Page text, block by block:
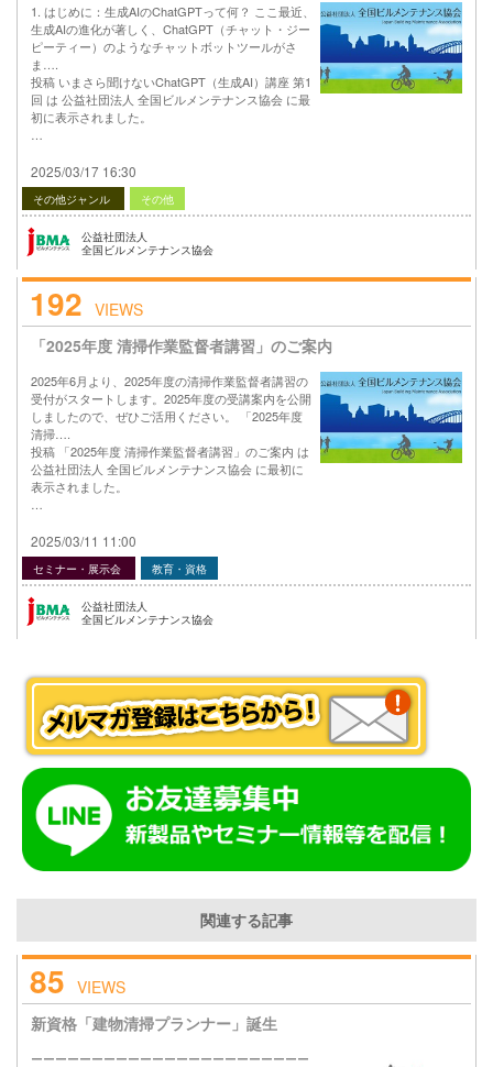
1. はじめに：生成AIのChatGPTって何？ ここ最近、
生成AIの進化が著しく、ChatGPT（チャット・ジー
ピーティー）のようなチャットボットツールがさ
ま….
投稿 いまさら聞けないChatGPT（生成AI）講座 第1
回 は 公益社団法人 全国ビルメンテナンス協会 に最
初に表示されました。
2025/03/17 16:30
その他ジャンル その他
公益社団法人
全国ビルメンテナンス協会
192 VIEWS
「2025年度 清掃作業監督者講習」のご案内
2025年6月より、2025年度の清掃作業監督者講習の
受付がスタートします。2025年度の受講案内を公開
しましたので、ぜひご活用ください。 「2025年度
清掃….
投稿 「2025年度 清掃作業監督者講習」のご案内 は
公益社団法人 全国ビルメンテナンス協会 に最初に
表示されました。
2025/03/11 11:00
セミナー・展示会 教育・資格
公益社団法人
全国ビルメンテナンス協会
関連する記事
85 VIEWS
新資格「建物清掃プランナー」誕生
ーーーーーーーーーーーーーーーーーーーーーーー